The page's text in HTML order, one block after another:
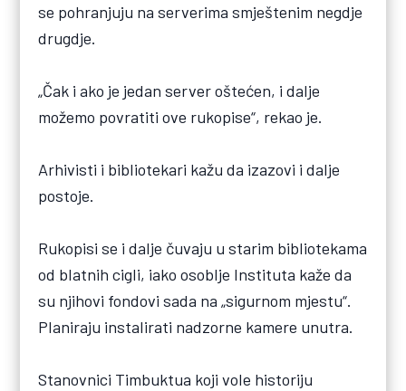
se pohranjuju na serverima smještenim negdje
drugdje.
„Čak i ako je jedan server oštećen, i dalje
možemo povratiti ove rukopise“, rekao je.
Arhivisti i bibliotekari kažu da izazovi i dalje
postoje.
Rukopisi se i dalje čuvaju u starim bibliotekama
od blatnih cigli, iako osoblje Instituta kaže da
su njihovi fondovi sada na „sigurnom mjestu“.
Planiraju instalirati nadzorne kamere unutra.
Stanovnici Timbuktua koji vole historiju